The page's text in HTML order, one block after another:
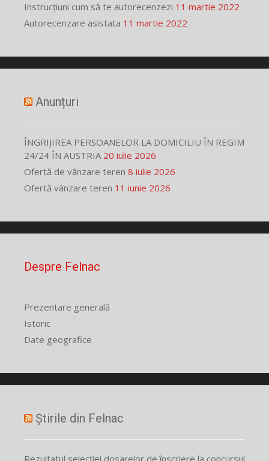
Instrucțiuni cum să te autorecenzezi 11 martie 2022
Autorecenzare asistata 11 martie 2022
Anunțuri
ÎNGRIJIREA PERSOANELOR LA DOMICILIU ÎN REGIM
24/24 ÎN AUSTRIA 20 iulie 2026
Ofertă de vânzare teren 8 iulie 2026
Ofertă vânzare teren 11 iunie 2026
Despre Felnac
Prezentare generală
Istoric
Date geografice
Știrile din Felnac